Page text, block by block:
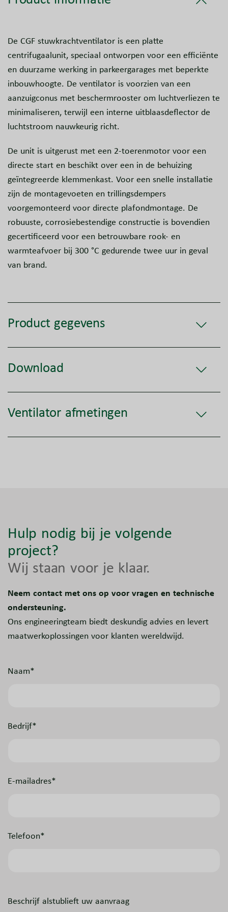
De CGF stuwkrachtventilator is een platte
centrifugaalunit, speciaal ontworpen voor een efficiënte
en duurzame werking in parkeergarages met beperkte
inbouwhoogte. De ventilator is voorzien van een
aanzuigconus met beschermrooster om luchtverliezen te
minimaliseren, terwijl een interne uitblaasdeflector de
luchtstroom nauwkeurig richt.
De unit is uitgerust met een 2-toerenmotor voor een
directe start en beschikt over een in de behuizing
geïntegreerde klemmenkast. Voor een snelle installatie
zijn de montagevoeten en trillingsdempers
voorgemonteerd voor directe plafondmontage. De
robuuste, corrosiebestendige constructie is bovendien
gecertificeerd voor een betrouwbare rook- en
warmteafvoer bij 300 °C gedurende twee uur in geval
van brand.
Product gegevens
Download
Ventilator afmetingen
Hulp nodig bij je volgende
project?
Wij staan voor je klaar.
Neem contact met ons op voor vragen en technische
ondersteuning.
Ons engineeringteam biedt deskundig advies en levert
maatwerkoplossingen voor klanten wereldwijd.
Naam*
Bedrijf*
E-mailadres*
Telefoon*
Beschrijf alstublieft uw aanvraag